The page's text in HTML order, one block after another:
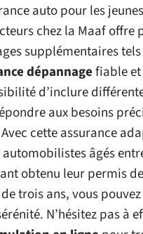
auto pour les jeunes
chez la Maaf offre
supplémentaires tels
dépannagefiable
d’inclure
aux besoins
cette assurance
automobilistes âgés
obtenu leur permis
trois ans, vous
N’hésitez pas à